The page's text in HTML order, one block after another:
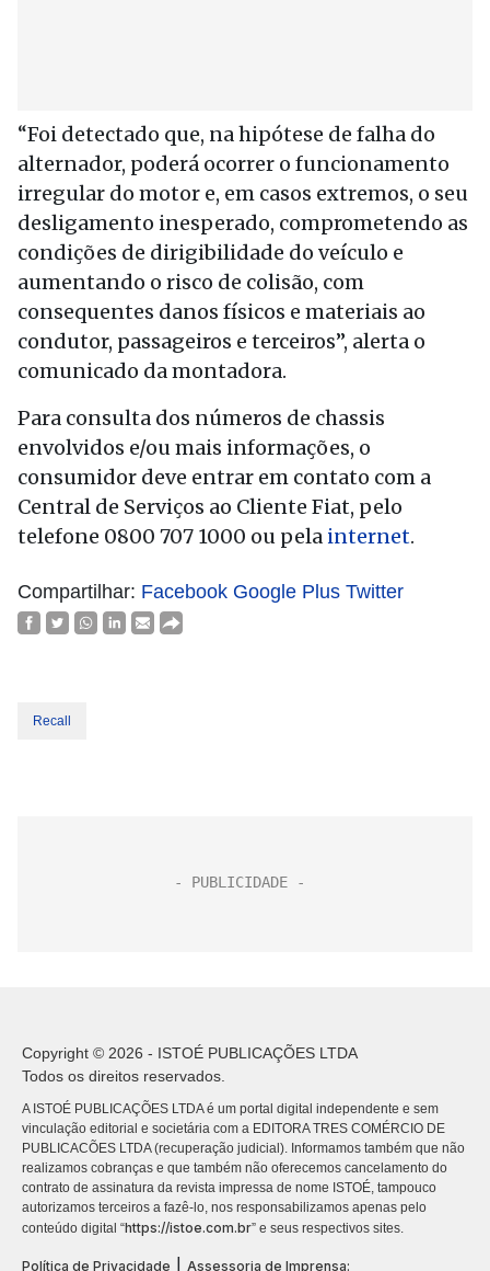
“Foi detectado que, na hipótese de falha do
alternador, poderá ocorrer o funcionamento
irregular do motor e, em casos extremos, o seu
desligamento inesperado, comprometendo as
condições de dirigibilidade do veículo e
aumentando o risco de colisão, com
consequentes danos físicos e materiais ao
condutor, passageiros e terceiros”, alerta o
comunicado da montadora.
Para consulta dos números de chassis
envolvidos e/ou mais informações, o
consumidor deve entrar em contato com a
Central de Serviços ao Cliente Fiat, pelo
telefone 0800 707 1000 ou pela internet.
Compartilhar: Facebook Google Plus Twitter
Recall
Copyright © 2026 - ISTOÉ PUBLICAÇÕES LTDA
Todos os direitos reservados.
A ISTOÉ PUBLICAÇÕES LTDA é um portal digital independente e sem
vinculação editorial e societária com a EDITORA TRES COMÉRCIO DE
PUBLICACÕES LTDA (recuperação judicial). Informamos também que não
realizamos cobranças e que também não oferecemos cancelamento do
contrato de assinatura da revista impressa de nome ISTOÉ, tampouco
autorizamos terceiros a fazê-lo, nos responsabilizamos apenas pelo
conteúdo digital “https://istoe.com.br” e seus respectivos sites.
Política de Privacidade Assessoria de Imprensa: